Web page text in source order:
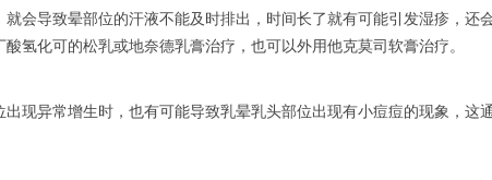
就会导致晕部位的汗液不能及时排出，时间长了就有可能引发湿疹，还
氢化可的松乳或地奈德乳膏治疗，也可以外用他克莫司软膏治疗。
出现异常增生时，也有可能导致乳晕乳头部位出现有小痘痘的现象，这